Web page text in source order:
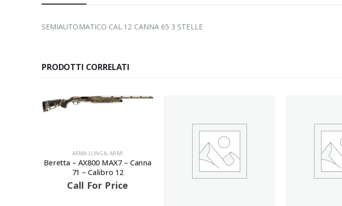
SEMIAUTOMATICO CAL.12 CANNA 65 3 STELLE
PRODOTTI CORRELATI
ARMA LUNGA,ARMI
Beretta – AX800 MAX7 – Canna
71 – Calibro 12
Call For Price